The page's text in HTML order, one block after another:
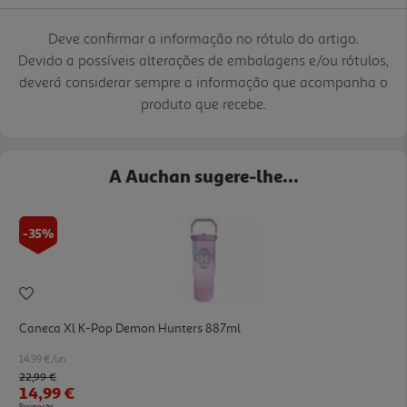
Deve confirmar a informação no rótulo do artigo.
Devido a possíveis alterações de embalagens e/ou rótulos,
deverá considerar sempre a informação que acompanha o
produto que recebe.
A Auchan sugere-lhe...
-35%
Caneca Xl K-Pop Demon Hunters 887ml
14.99 €/un
Price reduced from
22,99 €to
14,99 €